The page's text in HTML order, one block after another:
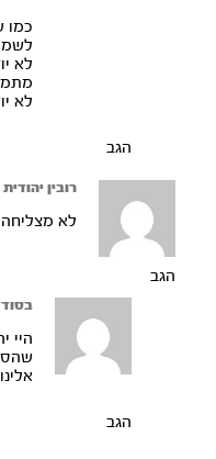
כמו
לא
לא
הגב
רובין יהודית
לא
הגב
היי
אלינו
הגב